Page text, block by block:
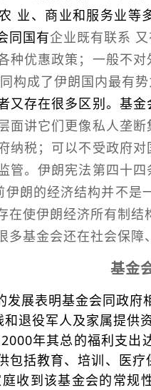
业、商业和服务业
同国有企业既有联系
种优惠政策；一般不
构成了伊朗国内最有
又存在很多区别。基
面讲它们更像私人垄
纳税；可以不受政府
管。伊朗宪法第四十
伊朗的经济结构并不
在使伊朗经济所有制
多基金会还在社会保
基金
发展表明基金会同政
和退役军人及家属提
年其总的福利支出
包括教育、培训、医
收到该基金会的常规